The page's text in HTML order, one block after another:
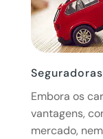
Embora os
vantagens,
mercado,